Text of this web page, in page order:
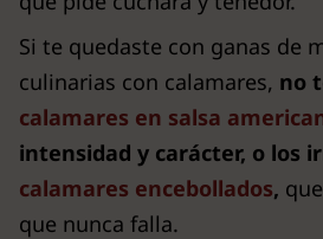
Si te quedaste con ganas de
culinarias con calamares, no
calamares en salsa
intensidad y carácter, o los
calamares encebollados,
que nunca falla.